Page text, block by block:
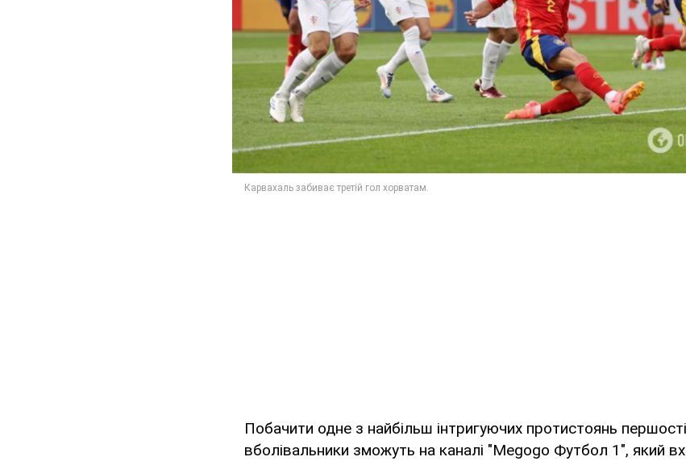
Побачити одне з найбільш інтригуючих протистоянь першості
вболівальники зможуть на каналі "Megogo Футбол 1", який